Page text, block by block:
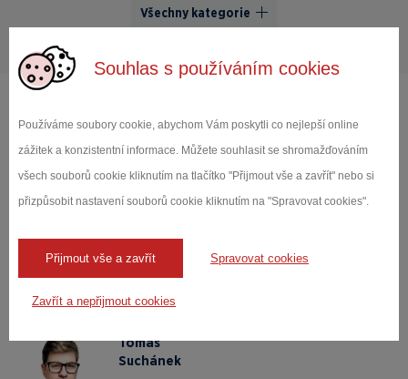
Souhlas s používáním cookies
Používáme soubory cookie, abychom Vám poskytli co nejlepší online
zážitek a konzistentní informace. Můžete souhlasit se shromažďováním
všech souborů cookie kliknutím na tlačítko "Přijmout vše a zavřít" nebo si
přizpůsobit nastavení souborů cookie kliknutím na "Spravovat cookies".
Přijmout vše a zavřít Spravovat cookies
Zavřít a nepřijmout cookies
Všechny kategorie
Obraťte se na naše
odborníky
Ondřej
Heřmanský
+420 602 149 308
zc.edartiak@yksnamreh
Tomáš
Suchánek